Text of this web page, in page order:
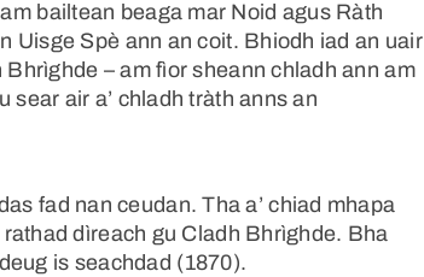
bailtean beaga mar Noid agus Ràth
Uisge Spè ann an coit. Bhiodh iad an uair
– am fìor sheann chladh ann am
air a’ chladh tràth anns an
fad nan ceudan. Tha a’ chiad mhapa
dìreach gu Cladh Bhrìghde. Bha
is seachdad (1870).